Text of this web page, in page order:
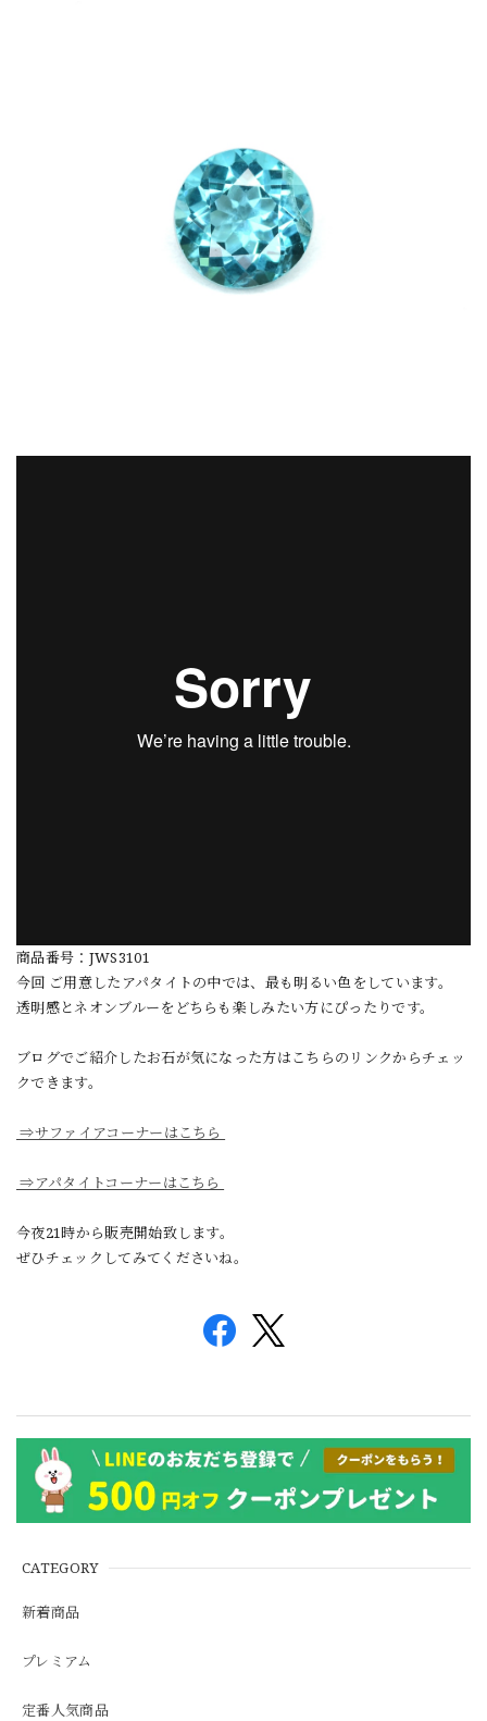
CATEGORY
新着商品
プレミアム
定番人気商品
商品番号：JWS3101
今回 ご用意したアパタイトの中では、最も明るい色をしています。
透明感とネオンブルーをどちらも楽しみたい方にぴったりです。
ブログでご紹介したお石が気になった方はこちらのリンクからチェッ
クできます。
⇒サファイアコーナーはこちら
⇒アパタイトコーナーはこちら
今夜21時から販売開始致します。
ぜひチェックしてみてくださいね。